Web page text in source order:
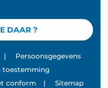
DAAR ?
|
Persoonsgegevens
toestemming
conform | Sitemap